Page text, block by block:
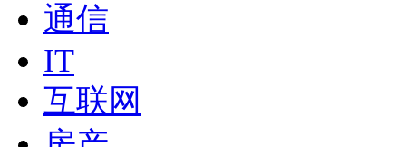
通信
IT
互联网